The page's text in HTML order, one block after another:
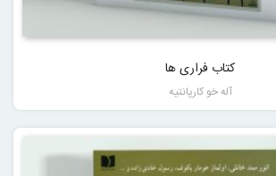
کتاب فراری ها
آله خو کارپانتیه